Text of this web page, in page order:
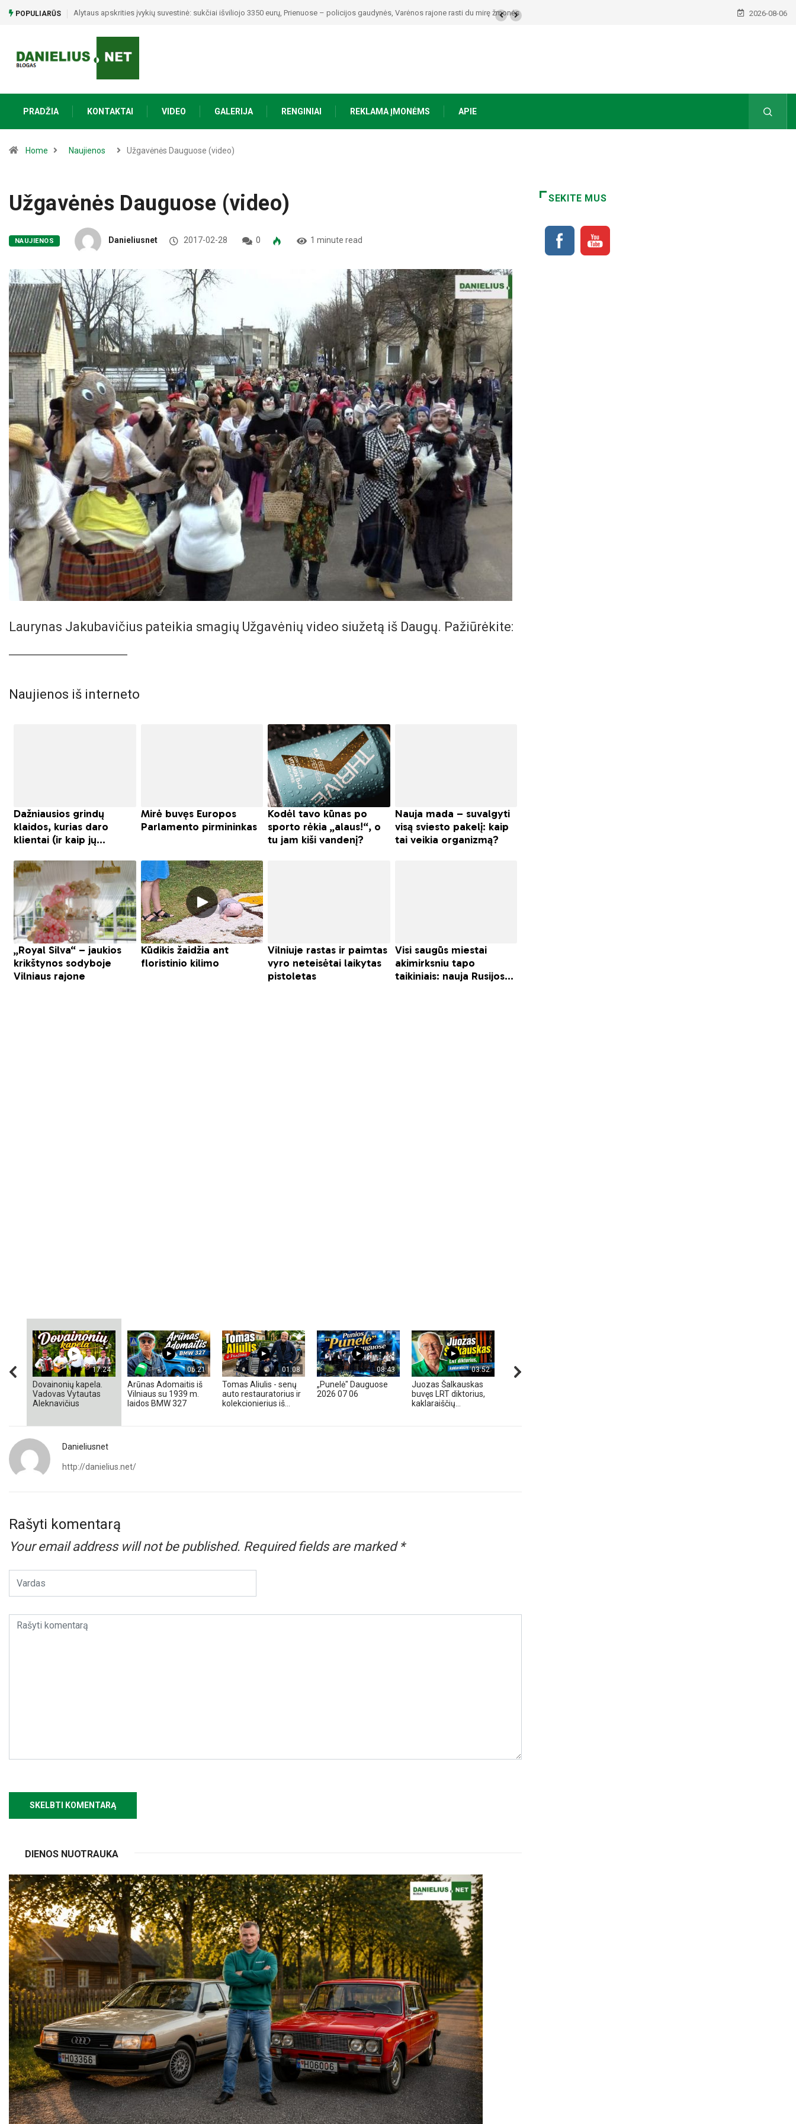
POPULIARŪS Orai Lietuvoje: po 32 laipsnių kaitros smogs audros – įvardijo, kuriuose regionuose bus pavojingiausia 2026-08-06
PRADŽIA KONTAKTAI VIDEO GALERIJA RENGINIAI REKLAMA ĮMONĖMS APIE
Home Naujienos Užgavėnės Dauguose (video)
Užgavėnės Dauguose (video)
NAUJIENOS Danieliusnet 2017-02-28 0 1 minute read
Laurynas Jakubavičius pateikia smagių Užgavėnių video siužetą iš Daugų. Pažiūrėkite:
Naujienos iš interneto
17:24
Dovainonių kapela.
Vadovas Vytautas
Aleknavičius
06:21
Arūnas Adomaitis iš
Vilniaus su 1939 m.
laidos BMW 327
01:08
Tomas Aliulis - senų
auto restauratorius ir
kolekcionierius iš...
08:43
„Punelė" Dauguose
2026 07 06
03:52
Juozas Šalkauskas
buvęs LRT diktorius,
kaklaraiščių...
Danieliusnet
http://danielius.net/
Rašyti komentarą
Your email address will not be published. Required fields are marked *
DIENOS NUOTRAUKA
SEKITE MUS